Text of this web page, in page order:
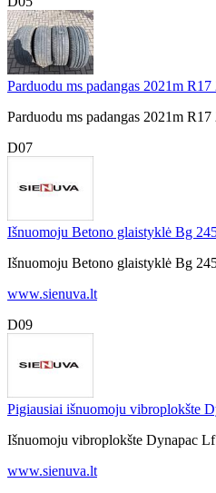
Parduodu ms padangas 2021m R17
Parduodu ms padangas 2021m
D07
Išnuomoju Betono glaistyklė Bg
Išnuomoju Betono glaistyklė Bg
www.sienuva.lt
D09
Pigiausiai išnuomoju vibroplokšte
Išnuomoju vibroplokšte Dynapac
www.sienuva.lt